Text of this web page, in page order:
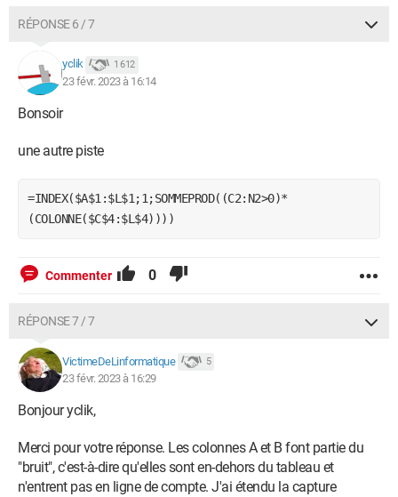
RÉPONSE 6 / 7
yclik 1 612
23 févr. 2023 à 16:14
Bonsoir
une autre piste
=INDEX($A$1:$L$1;1;SOMMEPROD((C2:N2>0)*
(COLONNE($C$4:$L$4))))
Commenter 0
RÉPONSE 7 / 7
VictimeDeLinformatique 5
23 févr. 2023 à 16:29
Bonjour yclik,
Merci pour votre réponse. Les colonnes A et B font partie du
"bruit", c'est-à-dire qu'elles sont en-dehors du tableau et
n'entrent pas en ligne de compte. J'ai étendu la capture